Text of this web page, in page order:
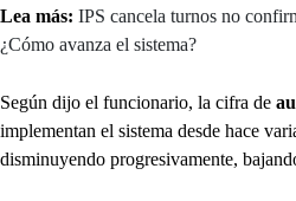
Lea más: IPS cancela turnos no
¿Cómo avanza el sistema?
Según dijo el funcionario, la cifra de
implementan el sistema desde hace
disminuyendo progresivamente,